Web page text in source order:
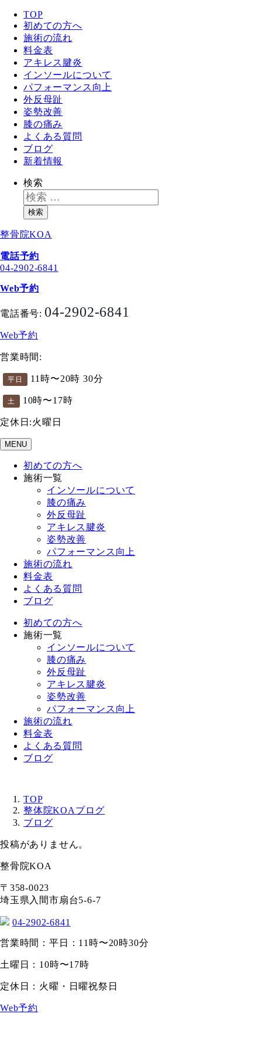
TOP
初めての方へ
施術の流れ
料金表
アキレス腱炎
インソールについて
パフォーマンス向上
外反母趾
姿勢改善
膝の痛み
よくある質問
ブログ
新着情報
検索
検索
整骨院KOA
電話予約
04-2902-6841
Web予約
電話番号: 04-2902-6841
Web予約
営業時間:
平日 11時〜20時 30分
土 10時〜17時
定休日:火曜日
MENU
初めての方へ
施術一覧
インソールについて
膝の痛み
外反母趾
アキレス腱炎
姿勢改善
パフォーマンス向上
施術の流れ
料金表
よくある質問
ブログ
初めての方へ
施術一覧
インソールについて
膝の痛み
外反母趾
アキレス腱炎
姿勢改善
パフォーマンス向上
施術の流れ
料金表
よくある質問
ブログ
TOP
整体院KOAブログ
ブログ
投稿がありません。
整骨院KOA
〒358-0023
埼玉県入間市扇台5-6-7
04-2902-6841
営業時間：平日：11時〜20時30分
土曜日：10時〜17時
定休日：火曜・日曜祝祭日
Web予約